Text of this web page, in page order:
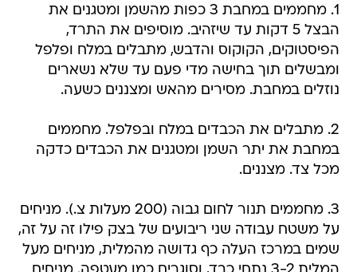
1. מחממים במחבת 3 כפות מהשמן ומטגנים את
הבצל 5 דקות עד שיזהיב. מוסיפים את התרד,
הפיסטוקים, הקוקוס והדבש, מתבלים במלח ופלפל
ומבשלים תוך בחישה מדי פעם עד שלא נשארים
נוזלים במחבת. מסירים מהאש ומצננים כשעה.
2. מתבלים את הכבדים במלח ובפלפל. מחממים
במחבת את יתר השמן ומטגנים את הכבדים כדקה
מכל צד. מצננים.
3. מחממים תנור לחום גבוה (200 מעלות צ.). מניחים
על משטח עבודה שני ריבועים של בצק פילו זה על זה,
שמים במרכז העלה כף גדושה מהמלית, מניחים מעל